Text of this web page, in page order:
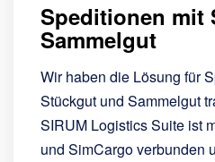
Speditionen mit
Sammelgut
Wir haben die Lösung für
Stückgut und Sammelgut
SIRUM Logistics Suite ist
und SimCargo verbunden